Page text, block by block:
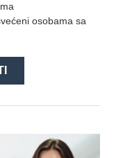
osobama sa